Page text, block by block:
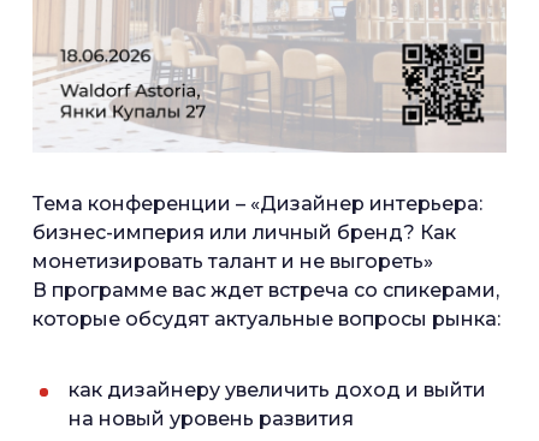
Тема конференции – «Дизайнер интерьера:
бизнес-империя или личный бренд? Как
монетизировать талант и не выгореть»
В программе вас ждет встреча со спикерами,
которые обсудят актуальные вопросы рынка:
как дизайнеру увеличить доход и выйти
на новый уровень развития